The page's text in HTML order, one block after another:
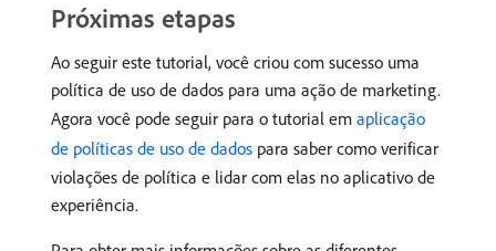
Próximas etapas
Ao seguir este tutorial, você criou com sucesso uma
política de uso de dados para uma ação de marketing.
Agora você pode seguir para o tutorial em aplicação
de políticas de uso de dados para saber como verificar
violações de política e lidar com elas no aplicativo de
experiência.